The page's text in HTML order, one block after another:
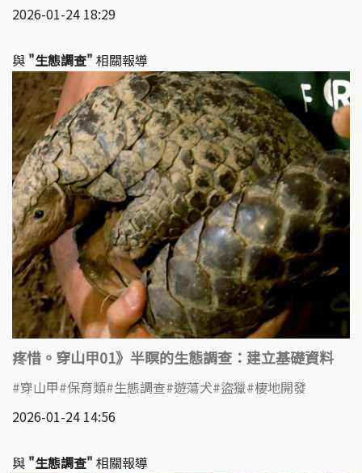
2026-01-24 18:29
與 "生態調查" 相關報導
疼惜。穿山甲01》半瞑的生態調查：建立基礎資料
穿山甲 保育類 生態調查 遊蕩犬 盜獵 棲地開發
2026-01-24 14:56
與 "生態調查" 相關報導